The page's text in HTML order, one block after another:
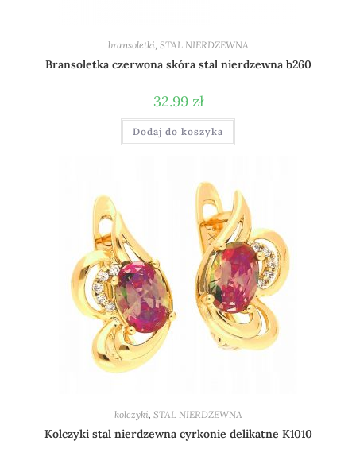
bransoletki, STAL NIERDZEWNA
Bransoletka czerwona skóra stal nierdzewna b260
32.99 zł
Dodaj do koszyka
kolczyki STAL NIERDZEWNA
Kolczyki stal nierdzewna cyrkonie delikatne K1010